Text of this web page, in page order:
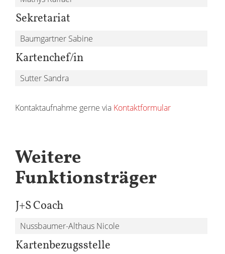
Sekretariat
Baumgartner Sabine
Kartenchef/in
Sutter Sandra
Kontaktaufnahme gerne via Kontaktformular
Weitere
Funktionsträger
J+S Coach
Nussbaumer-Althaus Nicole
Kartenbezugsstelle